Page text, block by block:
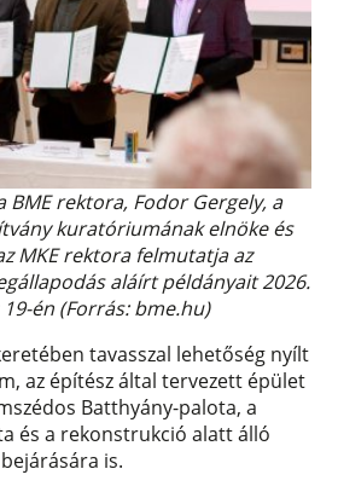
BME rektora, Fodor Gergely, a
kuratóriumának elnöke és
MKE rektora felmutatja az
aláírt példányait 2026.
én (Forrás: bme.hu)
tavasszal lehetőség nyílt
az építész által tervezett épület
Batthyány-palota, a
és a rekonstrukció alatt álló
is.